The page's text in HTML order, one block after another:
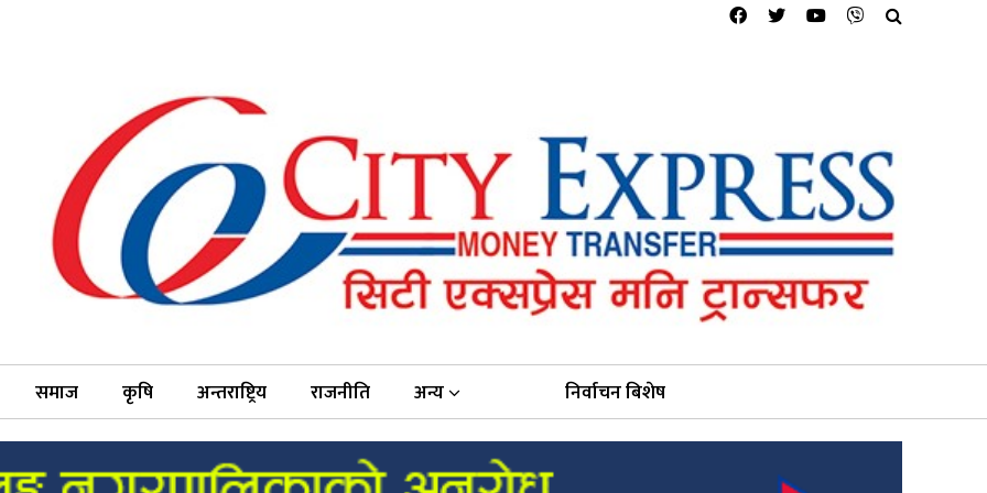
समाज कृषि अन्तराष्ट्रिय राजनीति अन्य निर्वाचन बिशेष